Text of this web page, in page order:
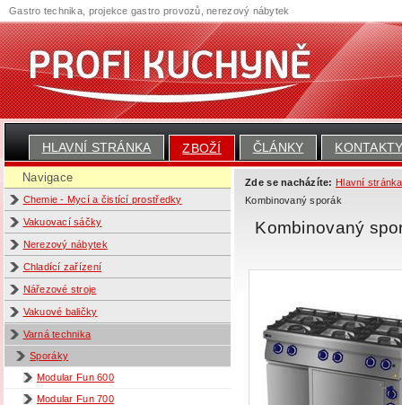
HLAVNÍ STRÁNKA ZBOŽÍ ČLÁNKY
Navigace
Chemie - Mycí a čistící prostředky
Vakuovací sáčky
Nerezový nábytek
Chladící zařízení
Nářezové stroje
Vakuové baličky
Varná technika
Sporáky
Modular Fun 600
Modular Fun 700
Zde se nacházíte: Hlavní stránka
Kombinovaný sporák
Kombinovaný
Gastro technika, projekce gastro provozů, nerezový nábytek